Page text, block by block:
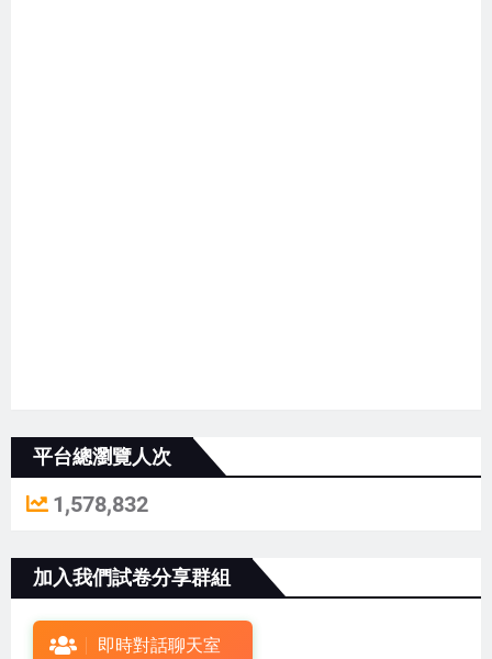
平台總瀏覽人次
1,578,832
加入我們試卷分享群組
即時對話聊天室